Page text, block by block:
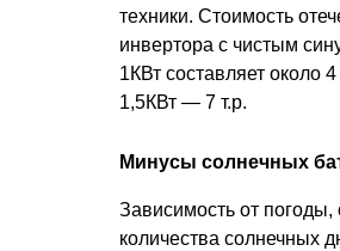
техники. Стоимость
инвертора с чистым
1КВт составляет около 4
1,5КВт — 7 т.р.
Минусы солнечных
Зависимость от погоды,
количества солнечных